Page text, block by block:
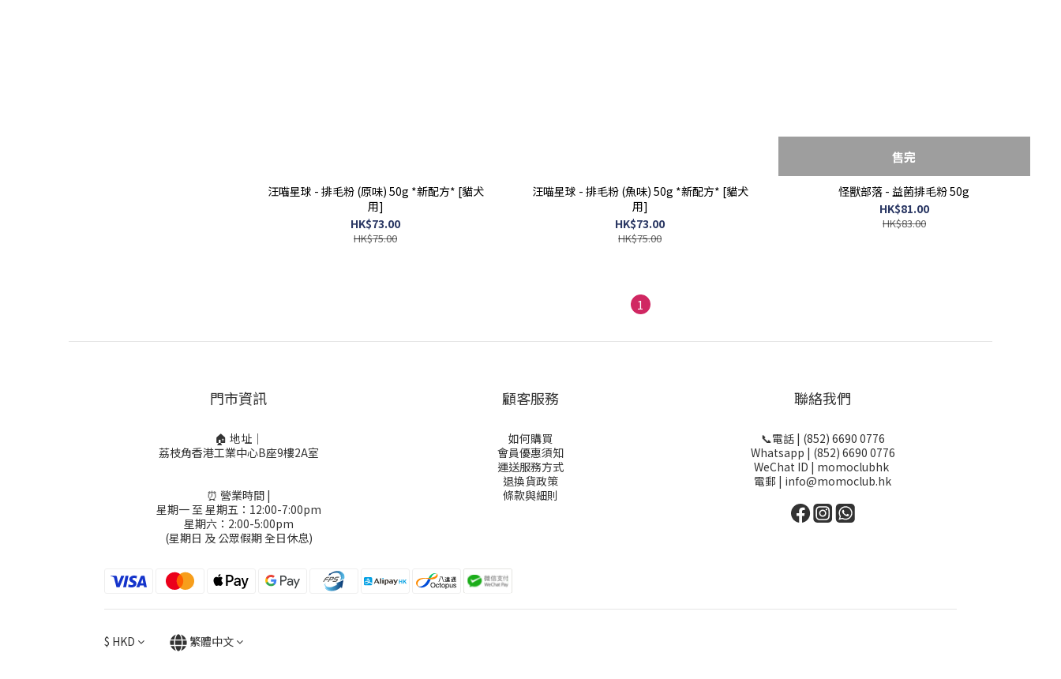
汪喵星球 - 排毛粉 (原味) 50g *新配方* [貓犬
用]
HK$73.00
HK$75.00
汪喵星球 - 排毛粉 (魚味) 50g *新配方* [貓犬
用]
HK$73.00
HK$75.00
售完
怪獸部落 - 益菌排毛粉 50g
HK$81.00
HK$83.00
1
門市資訊
🏠 地址｜
荔枝角香港工業中心B座9樓2A室
⏰ 營業時間 |
星期一 至 星期五：12:00-7:00pm
星期六：2:00-5:00pm
(星期日 及 公眾假期 全日休息)
顧客服務
如何購買
會員優惠須知
運送服務方式
退換貨政策
條款與細則
聯絡我們
📞電話 | (852) 6690 0776
Whatsapp | (852) 6690 0776
WeChat ID | momoclubhk
電郵 | info@momoclub.hk
$ HKD 繁體中文